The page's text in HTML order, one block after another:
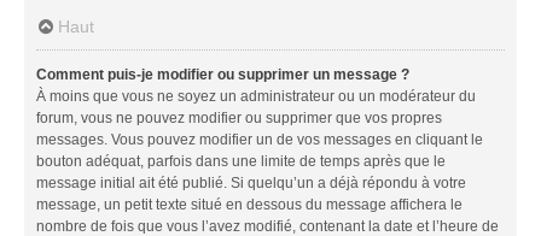
Haut
Comment puis-je modifier ou supprimer un message ?
À moins que vous ne soyez un administrateur ou un modérateur du
forum, vous ne pouvez modifier ou supprimer que vos propres
messages. Vous pouvez modifier un de vos messages en cliquant le
bouton adéquat, parfois dans une limite de temps après que le
message initial ait été publié. Si quelqu’un a déjà répondu à votre
message, un petit texte situé en dessous du message affichera le
nombre de fois que vous l’avez modifié, contenant la date et l’heure de